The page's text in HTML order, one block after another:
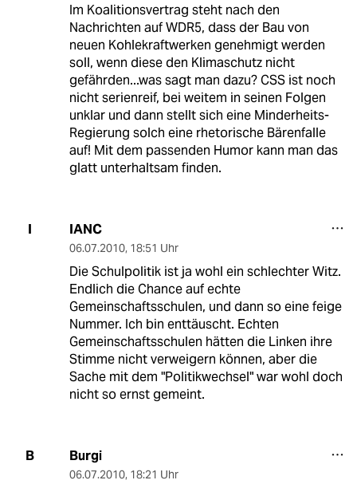
Im Koalitionsvertrag steht nach den
Nachrichten auf WDR5, dass der Bau von
neuen Kohlekraftwerken genehmigt werden
soll, wenn diese den Klimaschutz nicht
gefährden...was sagt man dazu? CSS ist noch
nicht serienreif, bei weitem in seinen Folgen
unklar und dann stellt sich eine Minderheits-
Regierung solch eine rhetorische Bärenfalle
auf! Mit dem passenden Humor kann man das
glatt unterhaltsam finden.
I IANC
06.07.2010, 18:51 Uhr
Die Schulpolitik ist ja wohl ein schlechter Witz.
Endlich die Chance auf echte
Gemeinschaftsschulen, und dann so eine feige
Nummer. Ich bin enttäuscht. Echten
Gemeinschaftsschulen hätten die Linken ihre
Stimme nicht verweigern können, aber die
Sache mit dem "Politikwechsel" war wohl doch
nicht so ernst gemeint.
B Burgi
06.07.2010, 18:21 Uhr